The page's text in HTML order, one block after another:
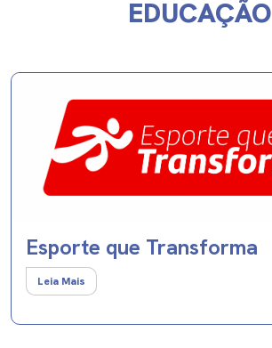
EDUCAÇÃO
Esporte que Transforma
Leia Mais